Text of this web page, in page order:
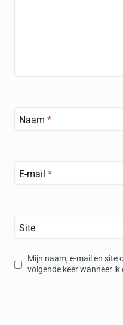
Naam *
E-mail *
Site
Mijn naam, e-mail en site
volgende keer wanneer